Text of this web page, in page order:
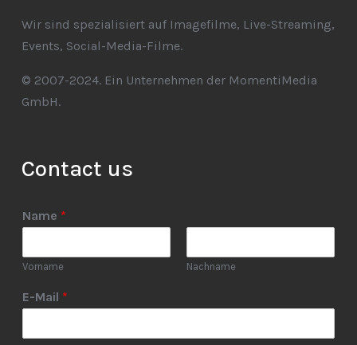
Wir sind spezialisiert auf Imagefilme, Live-Streaming,
Events, Social-Media-Filme.
© 2007-2024. Ein Unternehmen der MomentiMedia
GmbH.
Contact us
Name *
Vorname Nachname
E-Mail *